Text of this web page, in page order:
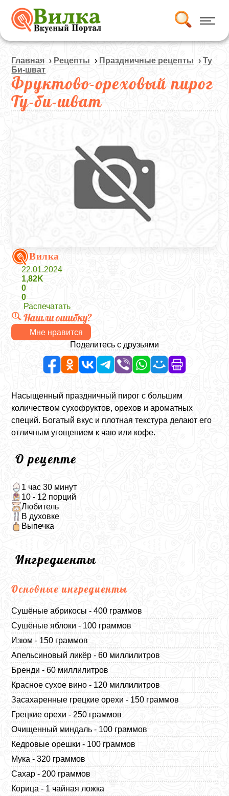
Главная › Рецепты › Праздничные рецепты ›Ту
Би-шват
Фруктово-ореховый пирог
Ту-би-шват
Вилка
22.01.2024
1,82K
0
0
Распечатать
Нашли ошибку?
Мне нравится
Поделитесь с друзьями
Насыщенный праздничный пирог с большим
количеством сухофруктов, орехов и ароматных
специй. Богатый вкус и плотная текстура делают его
отличным угощением к чаю или кофе.
О рецепте
1 час 30 минут
10 - 12 порций
Любитель
В духовке
Выпечка
Ингредиенты
Основные ингредиенты
Сушёные абрикосы - 400 граммов
Сушёные яблоки - 100 граммов
Изюм - 150 граммов
Апельсиновый ликёр - 60 миллилитров
Бренди - 60 миллилитров
Красное сухое вино - 120 миллилитров
Засахаренные грецкие орехи - 150 граммов
Грецкие орехи - 250 граммов
Очищенный миндаль - 100 граммов
Кедровые орешки - 100 граммов
Мука - 320 граммов
Сахар - 200 граммов
Корица - 1 чайная ложка